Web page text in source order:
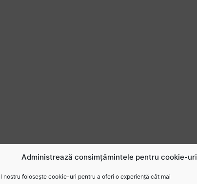
Administrează consimțămintele pentru cookie-uri
nostru folosește cookie-uri pentru a oferi o experiență cât mai